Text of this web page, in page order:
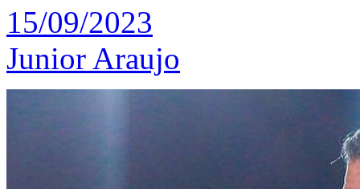
15/09/2023
Junior Araujo